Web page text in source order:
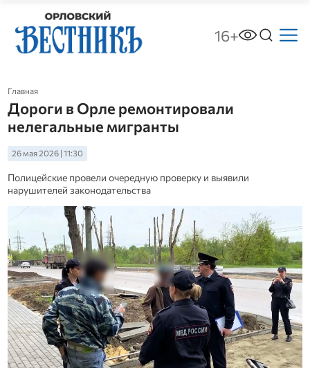
16+
Главная
Дороги в Орле ремонтировали
нелегальные мигранты
26 мая 2026 | 11:30
Полицейские провели очередную проверку и выявили
нарушителей законодательства